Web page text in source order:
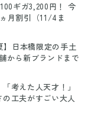
ギガ3,200円！ 今
月割引（11/4ま
】日本橋限定の手土
から新ブランドまで
「考えた人天才！」
の工夫がすごい大人